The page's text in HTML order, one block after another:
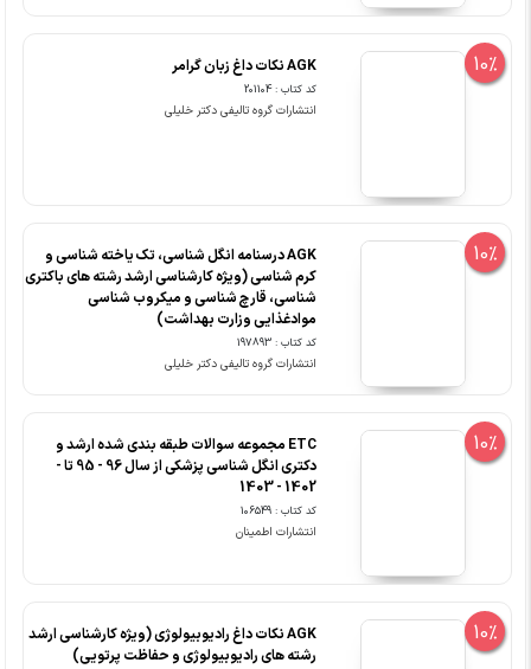
10% AGK نکات داغ زبان گرامر
کد کتاب : 201104
انتشارات گروه تالیفی دکتر خلیلی
10%
AGK درسنامه انگل شناسی، تک یاخته شناسی و
کرم شناسی (ویژه کارشناسی ارشد رشته های باکتری
شناسی، قارچ شناسی و میکروب شناسی
موادغذایی وزارت بهداشت)
کد کتاب : 197893
انتشارات گروه تالیفی دکتر خلیلی
10%
ETC مجموعه سوالات طبقه بندی شده ارشد و
دکتری انگل شناسی پزشکی از سال 96 - 95 تا -
1402 - 1403
کد کتاب : 106549
انتشارات اطمینان
10%
AGK نکات داغ رادیوبیولوژی (ویژه کارشناسی ارشد
رشته های رادیوبیولوژی و حفاظت پرتویی)